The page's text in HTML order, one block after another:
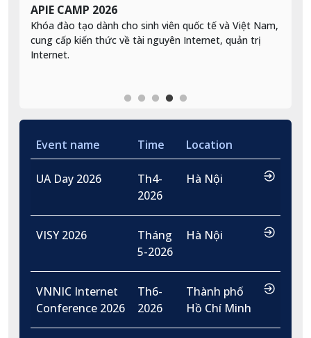
APIE CAMP 2026
Khóa đào tạo dành cho sinh viên quốc tế và Việt Nam,
cung cấp kiến thức về tài nguyên Internet, quản trị
Internet.
Event name Time Location
UA Day 2026
Th4-
2026
Hà Nội …
VISY 2026
Tháng
5-2026
Hà Nội …
VNNIC Internet
Conference 2026
Th6-
2026
Thành phố
Hồ Chí Minh
…